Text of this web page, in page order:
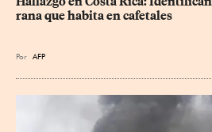
rana que habita en cafetales
Por AFP